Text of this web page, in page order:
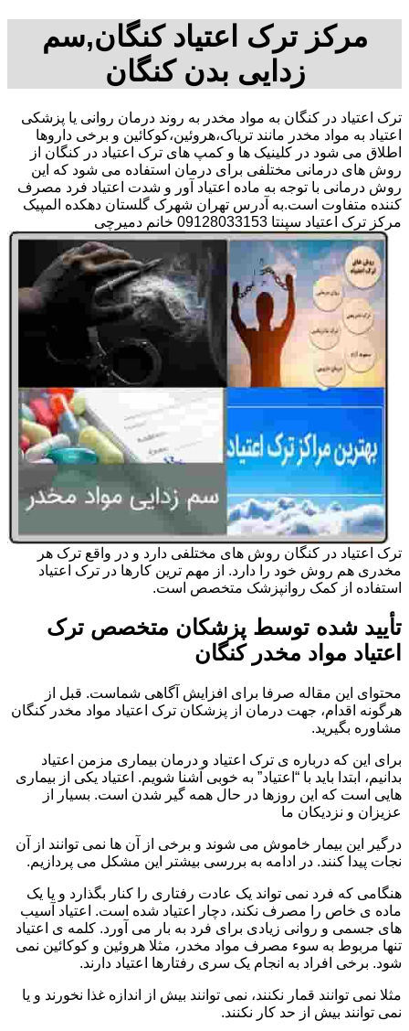
مرکز ترک اعتیاد کنگان,سم
زدایی بدن کنگان
ترک اعتیاد در کنگان به مواد مخدر به روند درمان روانی یا پزشکی
اعتیاد به مواد مخدر مانند تریاک،هروئین،کوکائین و برخی داروها
اطلاق می شود در کلینیک ها و کمپ های ترک اعتیاد در کنگان از
روش های درمانی مختلفی برای درمان استفاده می شود که این
روش درمانی با توجه به ماده اعتیاد آور و شدت اعتیاد فرد مصرف
کننده متفاوت است.به آدرس تهران شهرک گلستان دهکده المپیک
مرکز ترک اعتیاد سپنتا 09128033153 خانم دمیرچی
ترک اعتیاد در کنگان روش های مختلفی دارد و در واقع ترک هر
مخدری هم روش خود را دارد. از مهم ترین کارها در ترک اعتیاد
استفاده از کمک روانپزشک متخصص است.
تأیید شده توسط پزشکان متخصص ترک
اعتیاد مواد مخدر کنگان
محتوای این مقاله صرفا برای افزایش آگاهی شماست. قبل از
هرگونه اقدام، جهت درمان از پزشکان ترک اعتیاد مواد مخدر کنگان
مشاوره بگیرید.
برای این که درباره ی ترک اعتیاد و درمان بیماری مزمن اعتیاد
بدانیم، ابتدا باید با “اعتیاد” به خوبی آشنا شویم. اعتیاد یکی از بیماری
هایی است که این روزها در حال همه گیر شدن است. بسیار از
عزیزان و نزدیکان ما
درگیر این بیمار خاموش می شوند و برخی از آن ها نمی توانند از آن
نجات پیدا کنند. در ادامه به بررسی بیشتر این مشکل می پردازیم.
هنگامی که فرد نمی تواند یک عادت رفتاری را کنار بگذارد و یا یک
ماده ی خاص را مصرف نکند، دچار اعتیاد شده است. اعتیاد آسیب
های جسمی و روانی زیادی برای فرد به بار می آورد. کلمه ی اعتیاد
تنها مربوط به سوء مصرف مواد مخدر، مثلا هروئین و کوکائین نمی
شود. برخی افراد به انجام یک سری رفتارها اعتیاد دارند.
مثلا نمی توانند قمار نکنند، نمی توانند بیش از اندازه غذا نخورند و یا
نمی توانند بیش از حد کار نکنند.